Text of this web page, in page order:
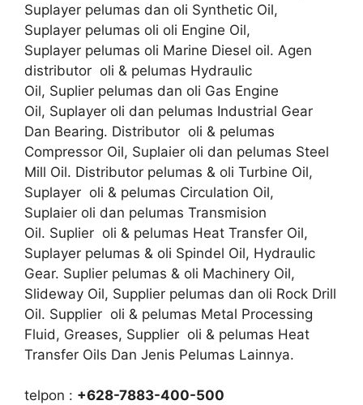
Suplayer pelumas dan oli Synthetic Oil,
Suplayer pelumas oli oli Engine Oil,
Suplayer pelumas oli Marine Diesel oil. Agen
distributor oli & pelumas Hydraulic
Oil, Suplier pelumas dan oli Gas Engine
Oil, Suplayer oli dan pelumas Industrial Gear
Dan Bearing. Distributor oli & pelumas
Compressor Oil, Suplaier oli dan pelumas Steel
Mill Oil. Distributor pelumas & oli Turbine Oil,
Suplayer oli & pelumas Circulation Oil,
Suplaier oli dan pelumas Transmision
Oil. Suplier oli & pelumas Heat Transfer Oil,
Suplayer pelumas & oli Spindel Oil, Hydraulic
Gear. Suplier pelumas & oli Machinery Oil,
Slideway Oil, Supplier pelumas dan oli Rock Drill
Oil. Supplier oli & pelumas Metal Processing
Fluid, Greases, Supplier oli & pelumas Heat
Transfer Oils Dan Jenis Pelumas Lainnya.
telpon : +628-7883-400-500